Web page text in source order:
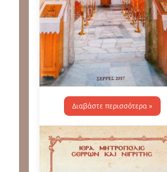
Διαβάστε περισσότερα »